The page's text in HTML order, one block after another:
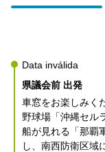
Data inválida
県議会前 出発
車窓をお楽しみく
野球場「沖縄セル
船が見れる「那覇
し、南西防衛区域